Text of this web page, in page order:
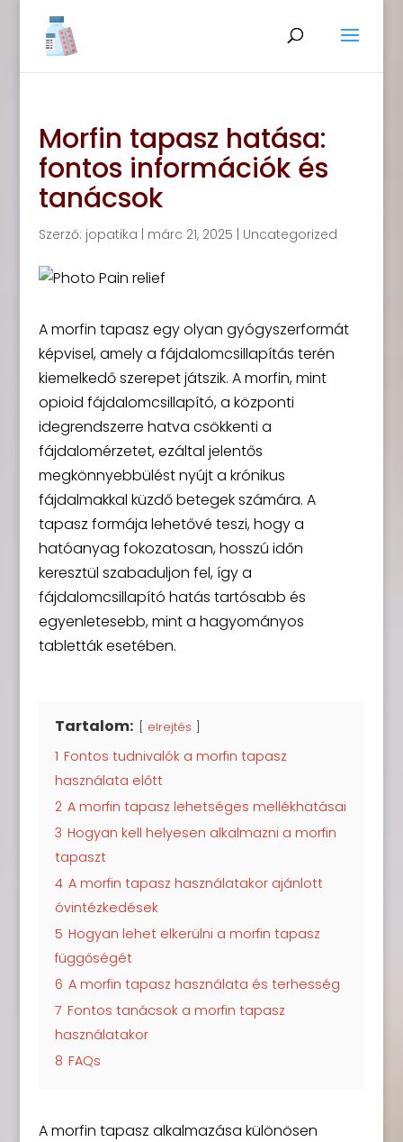
Morfin tapasz hatása:
fontos információk és
tanácsok
Szerző: jopatika márc 21, 2025 Uncategorized
A morfin tapasz egy olyan gyógyszerformát
képvisel, amely a fájdalomcsillapítás terén
kiemelkedő szerepet játszik. A morfin, mint
opioid fájdalomcsillapító, a központi
idegrendszerre hatva csökkenti a
fájdalomérzetet, ezáltal jelentős
megkönnyebbülést nyújt a krónikus
fájdalmakkal küzdő betegek számára. A
tapasz formája lehetővé teszi, hogy a
hatóanyag fokozatosan, hosszú időn
keresztül szabaduljon fel, így a
fájdalomcsillapító hatás tartósabb és
egyenletesebb, mint a hagyományos
tabletták esetében.
Tartalom: elrejtés
1 Fontos tudnivalók a morfin tapasz
használata előtt
2 A morfin tapasz lehetséges mellékhatásai
3 Hogyan kell helyesen alkalmazni a morfin
tapaszt
4 A morfin tapasz használatakor ajánlott
óvintézkedések
5 Hogyan lehet elkerülni a morfin tapasz
függőségét
6 A morfin tapasz használata és terhesség
7 Fontos tanácsok a morfin tapasz
használatakor
8 FAQs
A morfin tapasz alkalmazása különösen